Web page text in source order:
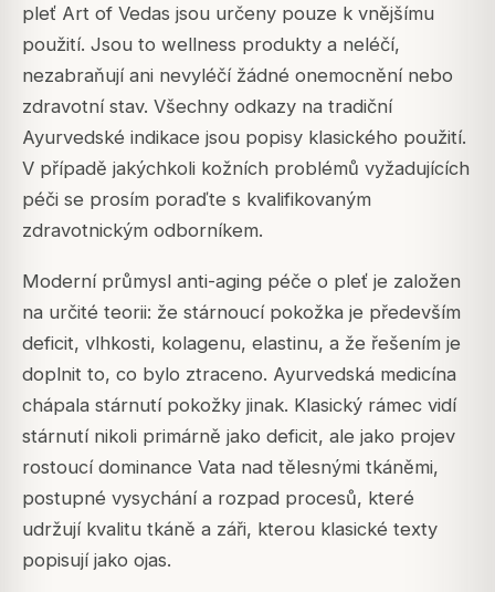
pleť Art of Vedas jsou určeny pouze k vnějšímu
použití. Jsou to wellness produkty a neléčí,
nezabraňují ani nevyléčí žádné onemocnění nebo
zdravotní stav. Všechny odkazy na tradiční
Ayurvedské indikace jsou popisy klasického použití.
V případě jakýchkoli kožních problémů vyžadujících
péči se prosím poraďte s kvalifikovaným
zdravotnickým odborníkem.
Moderní průmysl anti-aging péče o pleť je založen
na určité teorii: že stárnoucí pokožka je především
deficit, vlhkosti, kolagenu, elastinu, a že řešením je
doplnit to, co bylo ztraceno. Ayurvedská medicína
chápala stárnutí pokožky jinak. Klasický rámec vidí
stárnutí nikoli primárně jako deficit, ale jako projev
rostoucí dominance Vata nad tělesnými tkáněmi,
postupné vysychání a rozpad procesů, které
udržují kvalitu tkáně a záři, kterou klasické texty
popisují jako ojas.